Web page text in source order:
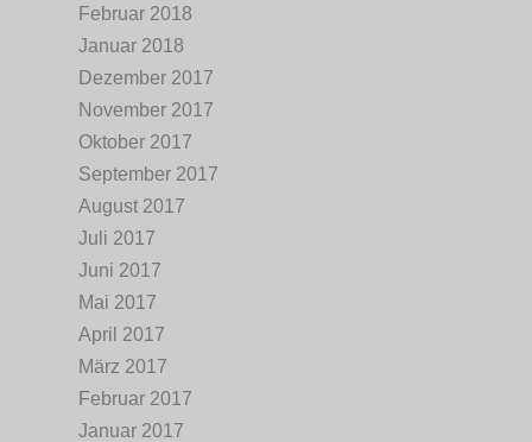
Februar 2018
Januar 2018
Dezember 2017
November 2017
Oktober 2017
September 2017
August 2017
Juli 2017
Juni 2017
Mai 2017
April 2017
März 2017
Februar 2017
Januar 2017